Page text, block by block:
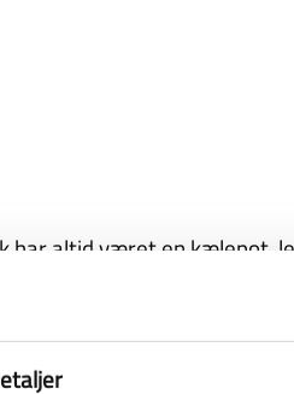
altid været en kælepot,
et frygteligt uheld, og hun